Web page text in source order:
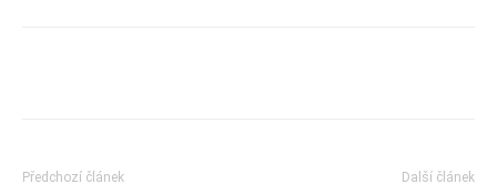
Předchozí článek Další článek